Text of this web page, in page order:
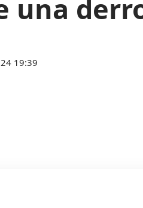
una
19:39